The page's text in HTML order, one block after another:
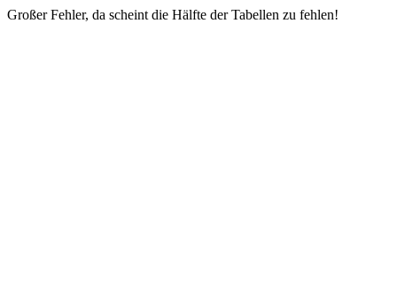
Großer Fehler, da scheint die Hälfte der Tabellen zu fehlen!